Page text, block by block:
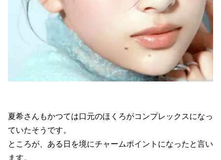
夏希さんもかつては口元のほくろがコンプレックスになっ
ていたそうです。
ところが、ある日を境にチャームポイントになったと言い
ます。